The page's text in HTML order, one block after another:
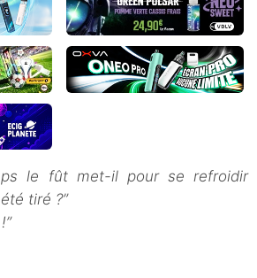
le fût met-il pour se refroidir
tiré ?”